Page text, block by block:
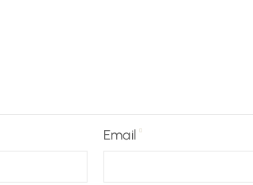
Email